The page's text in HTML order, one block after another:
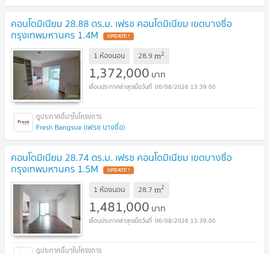
คอนโดมิเนียม 28.88 ตร.ม. เฟรช คอนโดมิเนียม เขตบางซื่อ
กรุงเทพมหานคร 1.4M
1 ห้องนอน 28.9 m2
1,372,000 บาท
06/08/2026 13:39:00
Fresh Bangsue (เฟรช บางซื่อ)
คอนโดมิเนียม 28.74 ตร.ม. เฟรช คอนโดมิเนียม เขตบางซื่อ
กรุงเทพมหานคร 1.5M
1 ห้องนอน 28.7 m2
1,481,000 บาท
06/08/2026 13:39:00